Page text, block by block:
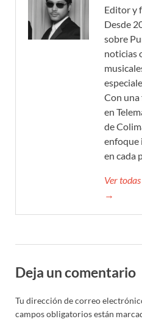
Editor y
Desde
sobre
noticias
Con
en
de
enfoque
en cada
Ver
→
Deja un comentario
Tu dirección de correo
campos obligatorios están